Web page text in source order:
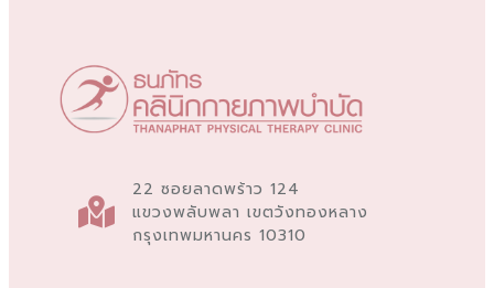
22 ซอยลาดพร้าว 124
แขวงพลับพลา เขตวังทองหลาง
กรุงเทพมหานคร 10310